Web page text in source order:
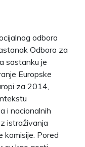
odbora
Odbora za
sastanku je
Europske
za 2014,
i nacionalnih
istraživanja
komisije. Pored